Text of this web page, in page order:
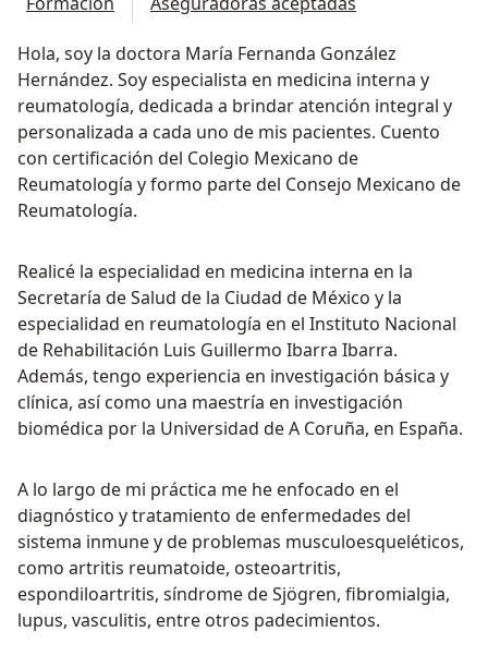
Hola, soy la doctora María Fernanda González
Hernández. Soy especialista en medicina interna y
reumatología, dedicada a brindar atención integral y
personalizada a cada uno de mis pacientes. Cuento
con certificación del Colegio Mexicano de
Reumatología y formo parte del Consejo Mexicano de
Reumatología.
Realicé la especialidad en medicina interna en la
Secretaría de Salud de la Ciudad de México y la
especialidad en reumatología en el Instituto Nacional
de Rehabilitación Luis Guillermo Ibarra Ibarra.
Además, tengo experiencia en investigación básica y
clínica, así como una maestría en investigación
biomédica por la Universidad de A Coruña, en España.
A lo largo de mi práctica me he enfocado en el
diagnóstico y tratamiento de enfermedades del
sistema inmune y de problemas musculoesqueléticos,
como artritis reumatoide, osteoartritis,
espondiloartritis, síndrome de Sjögren, fibromialgia,
lupus, vasculitis, entre otros padecimientos.